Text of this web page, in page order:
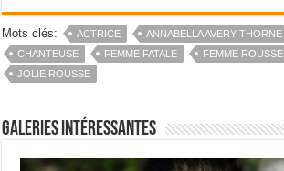
Mots clés: ACTRICE ANNABELLA AVERY THORNE
CHANTEUSE
FEMME FATALE FEMME ROUSSE
JOLIE ROUSSE
Galeries intéressantes